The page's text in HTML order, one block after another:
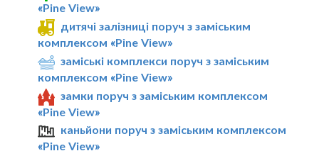
«Pine View»
дитячі залізниці поруч з заміським
комплексом «Pine View»
заміські комплекси поруч з заміським
комплексом «Pine View»
замки поруч з заміським комплексом
«Pine View»
каньйони поруч з заміським комплексом
«Pine View»